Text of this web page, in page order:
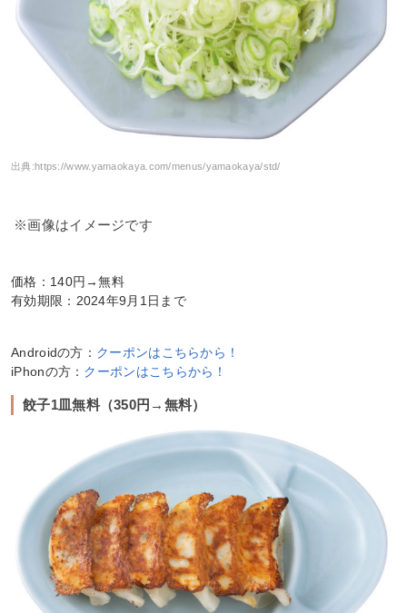
出典:https://www.yamaokaya.com/menus/yamaokaya/std/
※画像はイメージです
価格：140円→無料
有効期限：2024年9月1日まで
Androidの方： クーポンはこちらから！
iPhonの方： クーポンはこちらから！
餃子1皿無料（350円→無料）